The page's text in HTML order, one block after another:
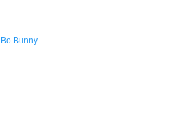
Bo Bunny